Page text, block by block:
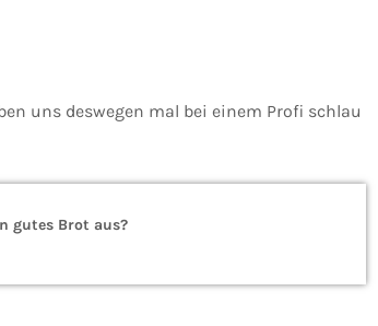
uns deswegen mal bei einem Profi schlau
gutes Brot aus?